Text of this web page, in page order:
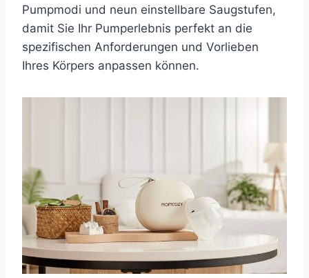
Pumpmodi und neun einstellbare Saugstufen,
damit Sie Ihr Pumperlebnis perfekt an die
spezifischen Anforderungen und Vorlieben
Ihres Körpers anpassen können.